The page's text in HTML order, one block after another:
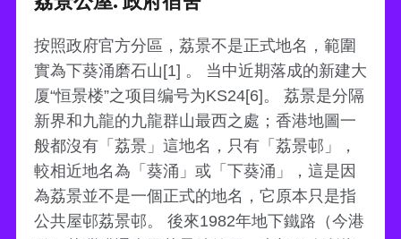
按照政府官方分區，荔景不是正式地名，範圍
實為下葵涌磨石山[1] 。 当中近期落成的新建大
厦“恒景楼”之项目编号为KS24[6]。 荔景是分隔
新界和九龍的九龍群山最西之處；香港地圖一
般都沒有「荔景」這地名，只有「荔景邨」，
較相近地名為「葵涌」或「下葵涌」，這是因
為荔景並不是一個正式的地名，它原本只是指
公共屋邨荔景邨。 後來1982年地下鐵路（今港